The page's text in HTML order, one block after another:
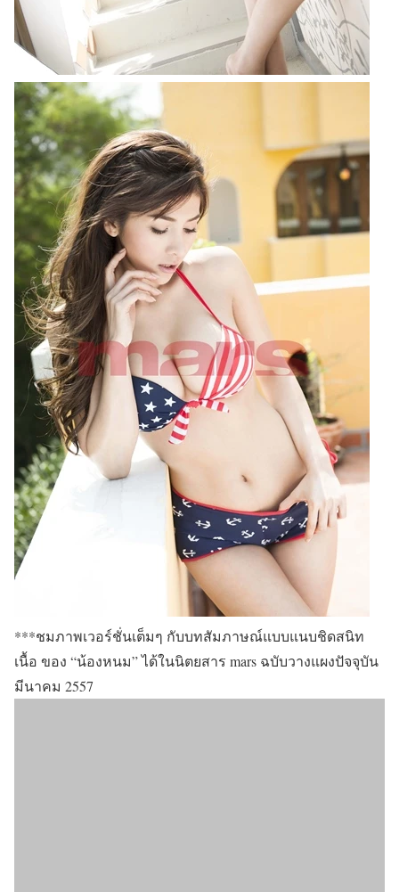
***ชมภาพเวอร์ชั่นเต็มๆ กับบทสัมภาษณ์แบบแนบชิดสนิท
เนื้อ ของ “น้องหนม” ได้ในนิตยสาร mars ฉบับวางแผงปัจจุบัน
มีนาคม 2557